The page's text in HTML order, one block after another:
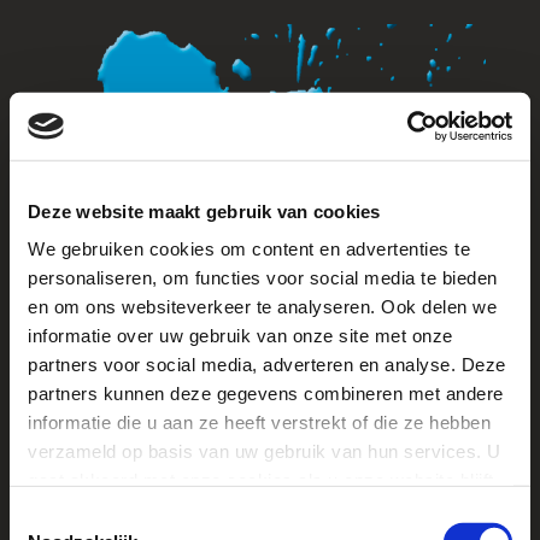
Deze website maakt gebruik van cookies
We gebruiken cookies om content en advertenties te
personaliseren, om functies voor social media te bieden
en om ons websiteverkeer te analyseren. Ook delen we
informatie over uw gebruik van onze site met onze
partners voor social media, adverteren en analyse. Deze
partners kunnen deze gegevens combineren met andere
informatie die u aan ze heeft verstrekt of die ze hebben
verzameld op basis van uw gebruik van hun services. U